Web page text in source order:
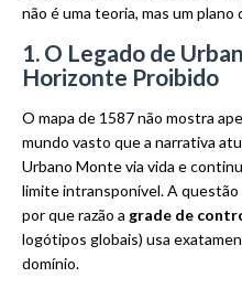
não é uma teoria, mas um
1. O Legado de
Horizonte Proibido
O mapa de 1587 não mostra
mundo vasto que a narrativa
Urbano Monte via vida e
limite intransponível. A questão
por que razão a grade de
logótipos globais) usa
domínio.